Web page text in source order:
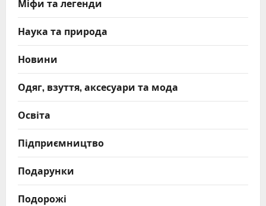
Наука та природа
Новини
Одяг, взуття, аксесуари та мода
Освіта
Підприємництво
Подарунки
Подорожі